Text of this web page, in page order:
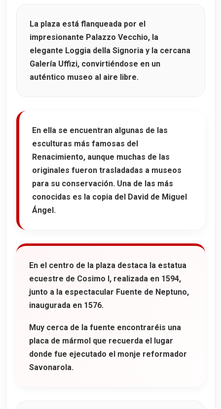
La plaza está flanqueada por el
impresionante Palazzo Vecchio, la
elegante Loggia della Signoria y la cercana
Galería Uffizi, convirtiéndose en un
auténtico museo al aire libre.
En ella se encuentran algunas de las
esculturas más famosas del
Renacimiento, aunque muchas de las
originales fueron trasladadas a museos
para su conservación. Una de las más
conocidas es la copia del
David de Miguel
Ángel .
En el centro de la plaza destaca la estatua
ecuestre de Cosimo I , realizada en 1594,
junto a la espectacular Fuente de Neptuno,
inaugurada en 1576.
Muy cerca de la fuente encontraréis una
placa de mármol que recuerda el lugar
donde fue ejecutado el monje reformador
Savonarola.